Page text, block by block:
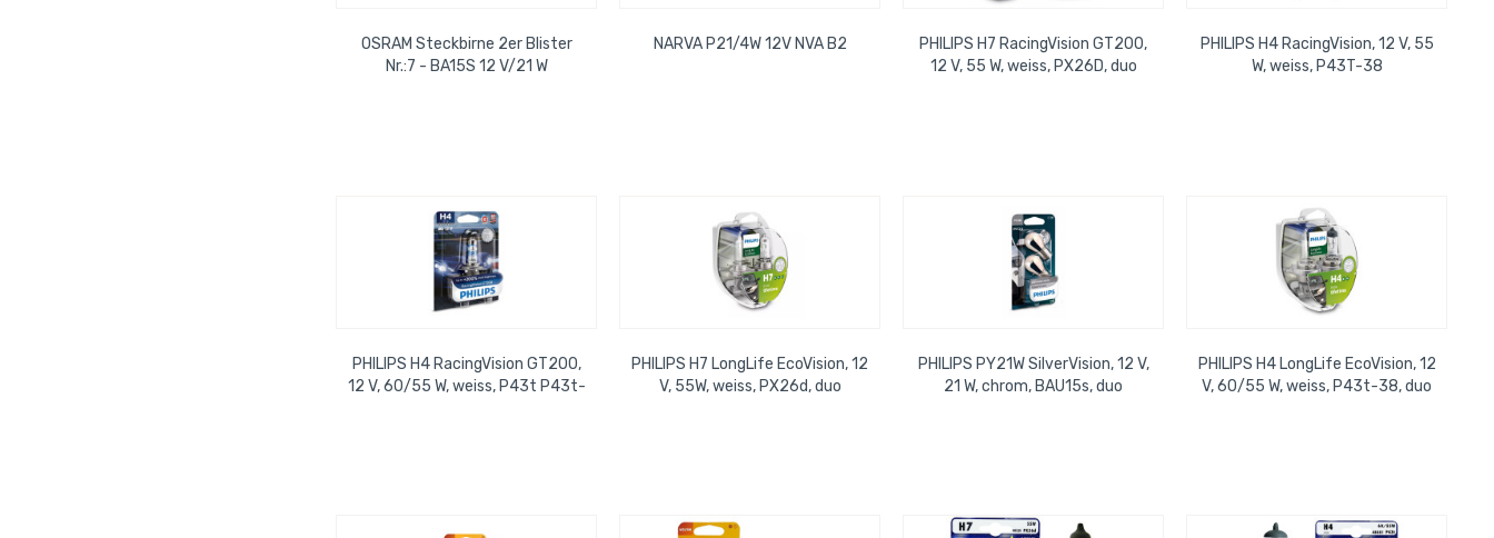
OSRAM Steckbirne 2er Blister
Nr.:7 - BA15S 12 V/21 W
NARVA P21/4W 12V NVA B2
PHILIPS H7 RacingVision GT200,
12 V, 55 W, weiss, PX26D, duo
PHILIPS H4 RacingVision, 12 V, 55
W, weiss, P43T-38
PHILIPS H4 RacingVision GT200,
12 V, 60/55 W, weiss, P43t P43t-
PHILIPS H7 LongLife EcoVision, 12
V, 55W, weiss, PX26d, duo
PHILIPS PY21W SilverVision, 12 V,
21 W, chrom, BAU15s, duo
PHILIPS H4 LongLife EcoVision, 12
V, 60/55 W, weiss, P43t-38, duo